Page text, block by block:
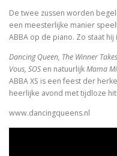
De twee zussen worden
een meesterlijke manier
ABBA op de piano. Zo staat hij
Dancing Queen, The Winner
Vous, SOS en natuurlijkMama
ABBA XS is een feest der
heerlijke avond met tijdloze
www.dancingqueens.nl